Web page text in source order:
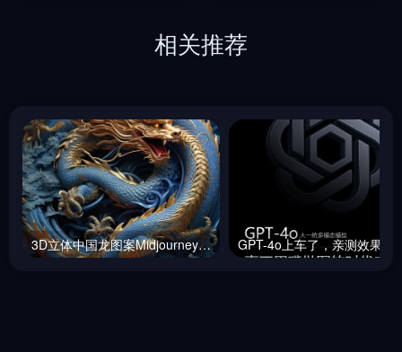
相关推荐
3D立体中国龙图案Midjourney咒语